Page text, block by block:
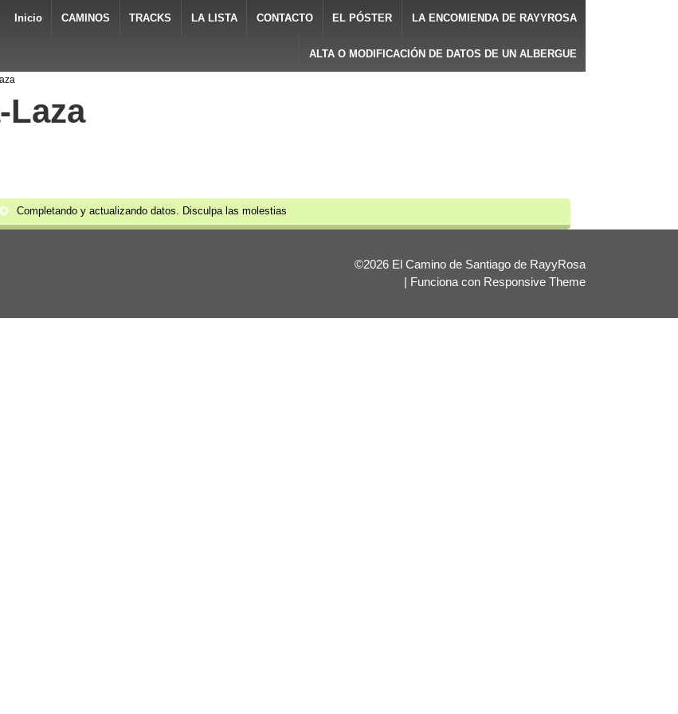
Inicio CAMINOS TRACKS LA LISTA CONTACTO EL PÓSTER LA ENCOMIENDA DE RAYYROSA
ALTA O MODIFICACIÓN DE DATOS DE UN ALBERGUE
Laza
Completando y actualizando datos. Disculpa las molestias
©2026 El Camino de Santiago de RayyRosa
| Funciona con Responsive Theme